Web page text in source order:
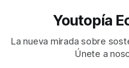
Youtopía
La nueva mirada sobre
Únete a